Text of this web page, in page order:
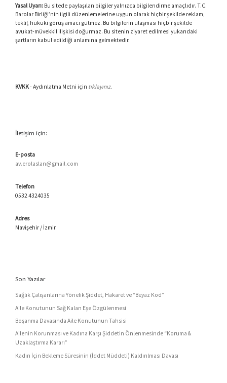
Yasal Uyarı:Bu sitede paylaşılan bilgiler yalnızca bilgilendirme amaçlıdır. T.C.
Barolar Birliği’nin ilgili düzenlemelerine uygun olarak hiçbir şekilde reklam,
teklif, hukuki görüş amacı gütmez. Bu bilgilerin ulaşması hiçbir şekilde
avukat-müvekkil ilişkisi doğurmaz. Bu sitenin ziyaret edilmesi yukarıdaki
şartların kabul edildiği anlamına gelmektedir.
KVKK- Aydınlatma Metni için tıklayınız.
İletişim için:
E-posta
av.erolaslan@gmail.com
Telefon
0532 4324035
Adres
Mavişehir / İzmir
Son Yazılar
Sağlık Çalışanlarına Yönelik Şiddet, Hakaret ve “Beyaz Kod”
Aile Konutunun Sağ Kalan Eşe Özgülenmesi
Boşanma Davasında Aile Konutunun Tahsisi
Ailenin Korunması ve Kadına Karşı Şiddetin Önlenmesinde “Koruma &
Uzaklaştırma Kararı”
Kadın İçin Bekleme Süresinin (İddet Müddeti) Kaldırılması Davası